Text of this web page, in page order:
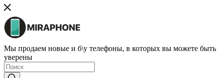
Мы продаем новые и б\у телефоны, в которых вы можете быть
уверены